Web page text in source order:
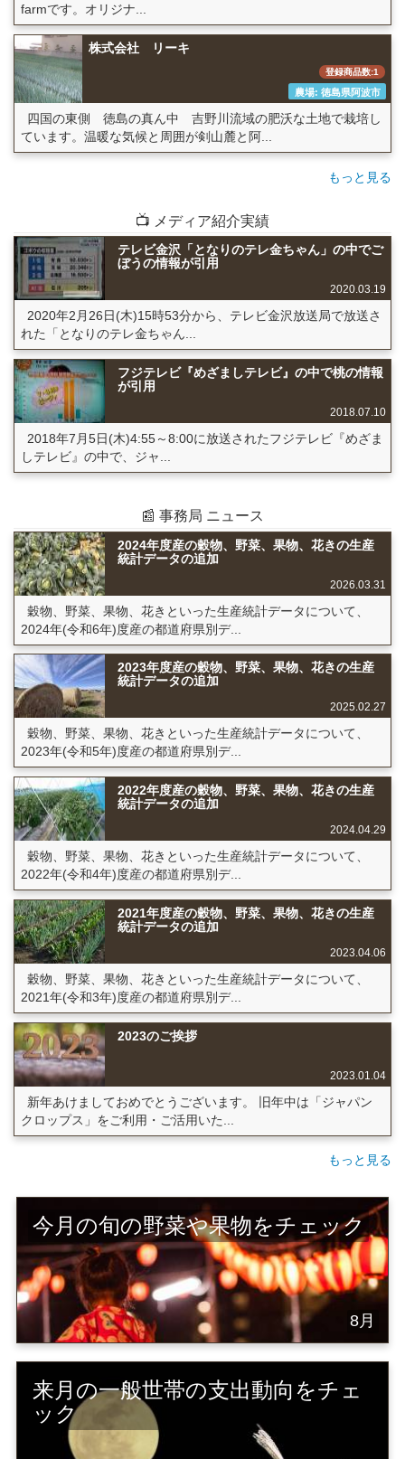
farmです。オリジナ...
株式会社 リーキ
登録商品数:1
農場: 徳島県阿波市
四国の東側 徳島の真ん中 吉野川流域の肥沃な土地で栽培し
ています。温暖な気候と周囲が剣山麓と阿...
もっと見る
📺 メディア紹介実績
テレビ金沢「となりのテレ金ちゃん」の中でご
ぼうの情報が引用
2020.03.19
2020年2月26日(木)15時53分から、テレビ金沢放送局で放送さ
れた「となりのテレ金ちゃん...
フジテレビ『めざましテレビ』の中で桃の情報
が引用
2018.07.10
2018年7月5日(木)4:55～8:00に放送されたフジテレビ『めざま
しテレビ』の中で、ジャ...
📰 事務局 ニュース
2024年度産の穀物、野菜、果物、花きの生産
統計データの追加
2026.03.31
穀物、野菜、果物、花きといった生産統計データについて、
2024年(令和6年)度産の都道府県別デ...
2023年度産の穀物、野菜、果物、花きの生産
統計データの追加
2025.02.27
穀物、野菜、果物、花きといった生産統計データについて、
2023年(令和5年)度産の都道府県別デ...
2022年度産の穀物、野菜、果物、花きの生産
統計データの追加
2024.04.29
穀物、野菜、果物、花きといった生産統計データについて、
2022年(令和4年)度産の都道府県別デ...
2021年度産の穀物、野菜、果物、花きの生産
統計データの追加
2023.04.06
穀物、野菜、果物、花きといった生産統計データについて、
2021年(令和3年)度産の都道府県別デ...
2023のご挨拶
2023.01.04
新年あけましておめでとうございます。 旧年中は「ジャパン
クロップス」をご利用・ご活用いた...
もっと見る
今月の旬の野菜や果物をチェック
8月
来月の一般世帯の支出動向をチェ
ック